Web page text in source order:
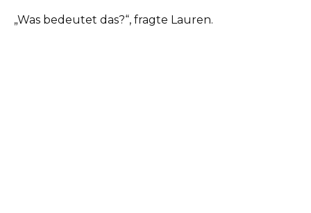
„Was bedeutet das?“, fragte Lauren.